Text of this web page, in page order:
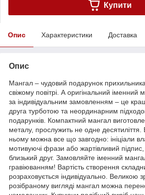
Купити
Опис Характеристики Доставка
Опис
Мангал – чудовий подарунок
свіжому повітрі. А оригінальний іменний
за індивідуальним замовленням – це
друга турботою та неординарним
подарунків. Компактний мангал
металу, прослужить не одне десятиліття.
ньому можна все що завгодно: ініціали
мотивуючі фрази або жартівливий підпис,
близький друг. Замовляйте іменний
гравіюванням! Вартість створення
розраховується індивідуально. Великою
розібраному вигляді мангал можна